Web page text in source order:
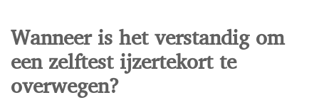
Wanneer is het verstandig om
een zelftest ijzertekort te
overwegen?